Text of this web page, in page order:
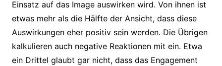
Einsatz auf das Image auswirken wird. Von ihnen ist
etwas mehr als die Hälfte der Ansicht, dass diese
Auswirkungen eher positiv sein werden. Die Übrigen
kalkulieren auch negative Reaktionen mit ein. Etwa
ein Drittel glaubt gar nicht, dass das Engagement